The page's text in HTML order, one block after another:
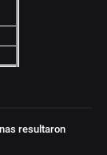
resultaron